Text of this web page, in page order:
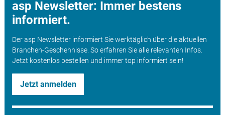
asp Newsletter: Immer bestens
informiert.
Der asp Newsletter informiert Sie werktäglich über die aktuellen
Branchen-Geschehnisse. So erfahren Sie alle relevanten Infos.
Jetzt kostenlos bestellen und immer top informiert sein!
Jetzt anmelden